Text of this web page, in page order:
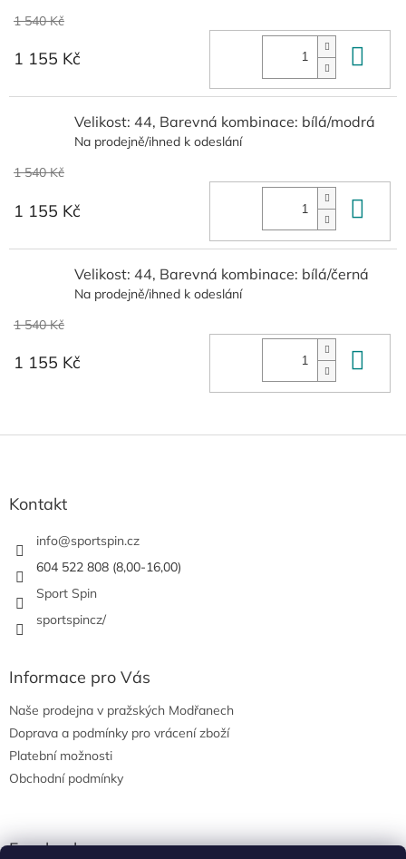
1 540 Kč
1 155 Kč
Velikost: 44, Barevná kombinace: bílá/modrá
Na prodejně/ihned k odeslání
1 540 Kč
1 155 Kč
Velikost: 44, Barevná kombinace: bílá/černá
Na prodejně/ihned k odeslání
1 540 Kč
1 155 Kč
Z
Kontakt
info@sportspin.cz
604 522 808 (8,00-16,00)
Sport Spin
sportspincz/
Informace pro Vás
Naše prodejna v pražských Modřanech
Doprava a podmínky pro vrácení zboží
Platební možnosti
Obchodní podmínky
Facebook